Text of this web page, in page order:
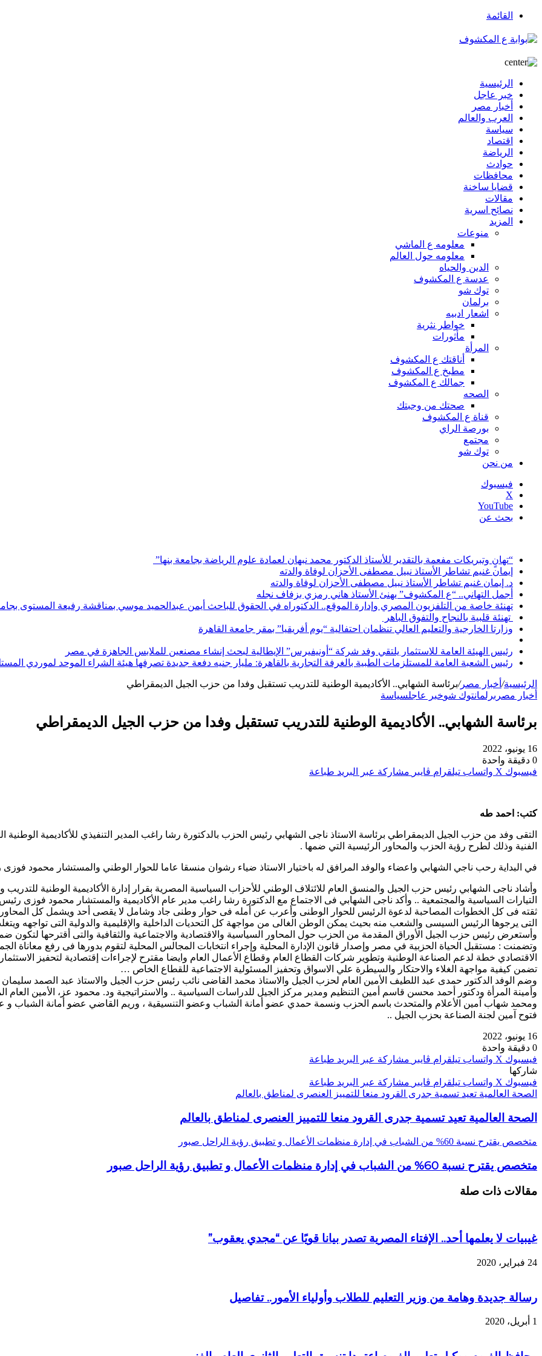
القائمة
الرئيسية
خبر عاجل
أخبار مصر
العرب والعالم
سياسة
اقتصاد
الرياضة
حوادث
محافظات
قضايا ساخنة
مقالات
نصائح اسرية
المزيد
منوعات
معلومه ع الماشي
معلومه حول العالم
الدين والحياه
عدسة ع المكشوف
توك شو
برلمان
اشعار ادبيه
خواطر نثرية
مأثورات
المرأة
أناقتك ع المكشوف
مطبخ ع المكشوف
جمالك ع المكشوف
الصحه
صحتك من وجبتك
قناة ع المكشوف
بورصة الراي
مجتمع
توك شو
من نحن
فيسبوك
‫X
‫YouTube
بحث عن
“تهانٍ وتبريكات مفعمة بالتقدير للأستاذ الدكتور محمد نبهان لعمادة علوم الرياضة بجامعة بنها”
إيمان غنيم تشاطر الأستاذ نبيل مصطفى الأحزان لوفاة والدته
د. إيمان غنيم تشاطر الأستاذ نبيل مصطفى الأحزان لوفاة والدته
أجمل التهاني.. “ع المكشوف” يهنئ الأستاذ هاني رمزي بزفاف نجله
تهنئة خاصة من التلفزيون المصري وإدارة الموقع.. الدكتوراه في الحقوق للباحث أيمن عبدالحميد موسي بمناقشة رفيعة المستوى
تهنئة قلبية بالنجاح والتفوق الباهر
وزارتا الخارجية والتعليم العالي تنظمان احتفالية “يوم أفريقيا” بمقر جامعة القاهرة
رئيس الهيئة العامة للاستثمار يلتقي وفد شركة “أونيفيرس” الإيطالية لبحث إنشاء مصنعين للملابس الجاهزة في مصر
رئيس الشعبة العامة للمستلزمات الطبية بالغرفة التجارية بالقاهرة: مليار جنيه دفعة جديدة تصرفها هيئة الشراء الموحد لموردي
الرئيسية/ أخبار مصر/برئاسة الشهابي.. الأكاديمية الوطنية للتدريب تستقبل وفدا من حزب الجيل الديمقراطي
أخبار مصر برلمانتوك شوخبر عاجلسياسة
برئاسة الشهابي.. الأكاديمية الوطنية للتدريب تستقبل وفدا من حزب الجيل الديمقراطي
16 يونيو، 2022
0 دقيقة واحدة
فيسبوك ‫X واتساب تيلقرام ڤايبر مشاركة عبر البريد طباعة
كتب: احمد طه
التقى وفد من حزب الجيل الديمقراطي برئاسة الاستاذ ناجى الشهابي رئيس الحزب بالدكتورة رشا راغب المدير التنفيذي للأكاديمية
الفنية وذلك لطرح رؤية الحزب والمحاور الرئيسية التي ضمها .
في البداية رحب ناجي الشهابي واعضاء والوفد المرافق له باختيار الاستاذ ضياء رشوان منسقا عاما للحوار الوطني والمستشار محمود فوزى
التيارات السياسية والمجتمعية .. وأكد ناجى الشهابي فى الاجتماع مع الدكتورة رشا راغب مدير عام الأكاديمية والمستشار محمود فوزى
ثقته فى كل الخطوات المصاحبة لدعوة الرئيس للحوار الوطنى وأعرب عن أمله فى حوار وطنى جاد وشامل لا يقصى أحد ويشمل كل المحاور
التى يرجوها الرئيس السيسى والشعب منه بحيث يمكن الوطن الغالى من مواجهة كل التحديات الداخلية والإقليمية والدولية التى تواجهه
وأستعرض رئيس حزب الجيل الأوراق المقدمة من الحزب حول المحاور السياسية والاقتصادية والاجتماعية والثقافية والتى أقترحها لتكون
وتضمنت : مستقبل الحياة الحزبية في مصر وإصدار قانون الإدارة المحلية وإجراء انتخابات المجالس المحلية لتقوم بدورها فى رفع معاناة
الاقتصادي خطة لدعم الصناعة الوطنية وتطوير شركات القطاع العام وقطاع الأعمال العام وايضا مقترح لإجراءات إقتصادية لتحفيز
تضمن كيفية مواجهة الغلاء والاحتكار والسيطرة علي الاسواق وتحفيز المسئولية الاجتماعية للقطاع الخاص …
وضم الوفد الدكتور حمدى عبد اللطيف الأمين العام لحزب الجيل والاستاذ محمد القاضى نائب رئيس حزب الجيل والاستاذ عبد الصمد
وأمينة المرأة ودكتور أحمد محسن قاسم أمين التنظيم ومدير مركز الجيل للدراسات السياسية .. والاستراتيجية ود. محمود عز، الأمين
ومحمد شهاب آمين الأعلام والمتحدث باسم الحزب ونسمة حمدي عضو أمانة الشباب وعضو التنسيقية ، وريم القاضي عضو أمانة الشباب و
فتوح آمين لجنة الصناعة بحزب الجيل ..
16 يونيو، 2022
0 دقيقة واحدة
فيسبوك ‫X واتساب تيلقرام ڤايبر مشاركة عبر البريد طباعة
شاركها
فيسبوك ‫X واتساب تيلقرام ڤايبر مشاركة عبر البريد طباعة
الصحة العالمية تعيد تسمية جدرى القرود منعا للتمييز العنصرى لمناطق بالعالم
الصحة العالمية تعيد تسمية جدرى القرود منعا للتمييز العنصرى لمناطق بالعالم
متخصص يقترح نسبة 60% من الشباب في إدارة منظمات الأعمال و تطبيق رؤية الراحل صبور
متخصص يقترح نسبة 60% من الشباب في إدارة منظمات الأعمال و تطبيق رؤية الراحل صبور
مقالات ذات صلة
غيبيات لا يعلمها أحد.. الإفتاء المصرية تصدر بيانا قويًا عن “مجدي يعقوب”
24 فبراير، 2020
رسالة جديدة وهامة من وزير التعليم للطلاب وأولياء الأمور.. تفاصيل
1 أبريل، 2020